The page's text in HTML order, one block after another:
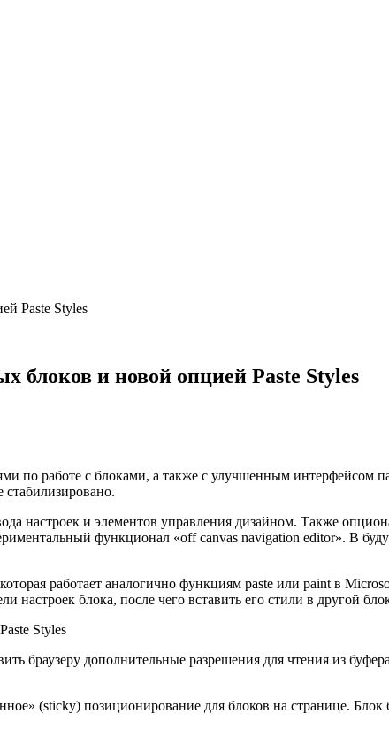
Paste Styles
блоков и новой опцией Paste Styles
по работе с блоками, а также с улучшенным интерфейсом
настроек и элементов управления дизайном. Также
функционал «off canvas navigation editor». В
работает аналогично функциям paste или paint в
блока, после чего вставить его стили в другой
браузеру дополнительные разрешения для чтения из
(sticky) позиционирование для блоков на странице. Блок